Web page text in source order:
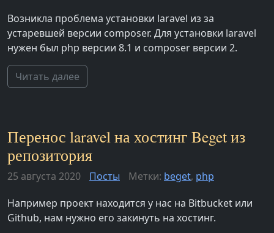
Возникла проблема установки laravel из за
устаревшей версии composer. Для установки laravel
нужен был php версии 8.1 и composer версии 2.
Читать далее
Перенос laravel на хостинг Beget из
репозитория
25 августа 2020 Посты Метки: beget, php
Например проект находится у нас на Bitbucket или
Github, нам нужно его закинуть на хостинг.